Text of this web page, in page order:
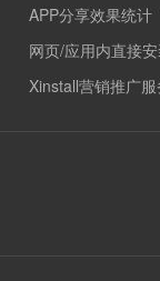
APP分享效果统计
网页/应用内直接
Xinstall营销推广